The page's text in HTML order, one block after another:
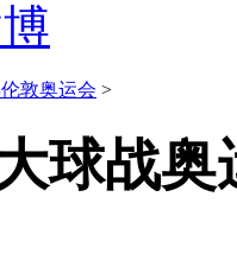
敦奥运会 >
球战